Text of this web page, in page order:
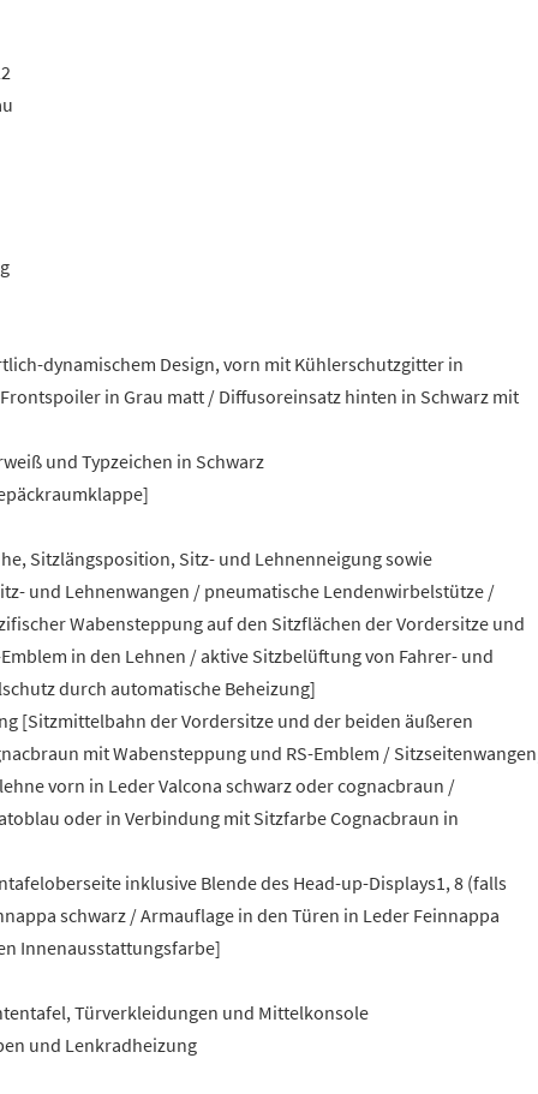
dynamischem Design, vorn mit Kühlerschutzgitter in
in Grau matt / Diffusoreinsatz hinten in Schwarz mit
und Typzeichen in Schwarz
Sitzlängsposition, Sitz- und Lehnenneigung sowie
und Lehnenwangen / pneumatische Lendenwirbelstütze /
Wabensteppung auf den Sitzflächen der Vordersitze und
in den Lehnen / aktive Sitzbelüftung von Fahrer- und
durch automatische Beheizung]
[Sitzmittelbahn der Vordersitze und der beiden äußeren
mit Wabensteppung und RS-Emblem /
vorn in Leder Valcona schwarz oder cognacbraun /
oder in Verbindung mit Sitzfarbe Cognacbraun in
inklusive Blende des Head-up-Displays1, 8 (falls
schwarz / Armauflage in den Türen in Leder Feinnappa
Innenausstattungsfarbe]
Türverkleidungen und Mittelkonsole
und Lenkradheizung